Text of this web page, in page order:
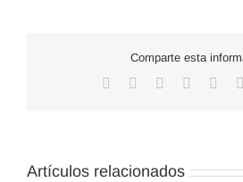
Comparte esta
Facebook Reddit LinkedIn
Artículos relacionados